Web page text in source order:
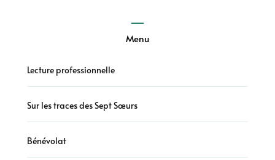
Menu
Lecture professionnelle
Sur les traces des Sept Sœurs
Bénévolat